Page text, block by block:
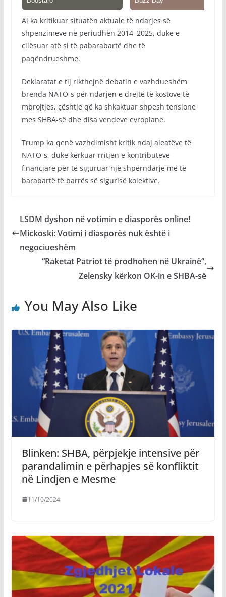
Ai ka kritikuar situatën aktuale të ndarjes së
shpenzimeve në periudhën 2014–2025, duke e
cilësuar atë si të pabarabartë dhe të
paqëndrueshme.
Deklaratat e tij rikthejnë debatin e vazhdueshëm
brenda NATO-s për ndarjen e drejtë të kostove të
mbrojtjes, çështje që ka shkaktuar shpesh tensione
mes SHBA-së dhe disa vendeve evropiane.
Trump ka qenë vazhdimisht kritik ndaj aleatëve të
NATO-s, duke kërkuar rritjen e kontributeve
financiare për të siguruar një shpërndarje më të
barabartë të barrës së sigurisë kolektive.
LSDM dyshon në votimin e diasporës online!
Mickoski: Votimi i diasporës nuk është i
negociueshëm
“Raketat Patriot të prodhohen në Ukrainë”,
Zelensky kërkon OK-in e SHBA-së
You May Also Like
Blinken: SHBA, përpjekje intensive për
parandalimin e përhapjes së konfliktit
në Lindjen e Mesme
11/10/2024